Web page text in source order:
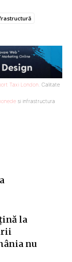
la
nu
Taxi London. Calitate
si infrastructura